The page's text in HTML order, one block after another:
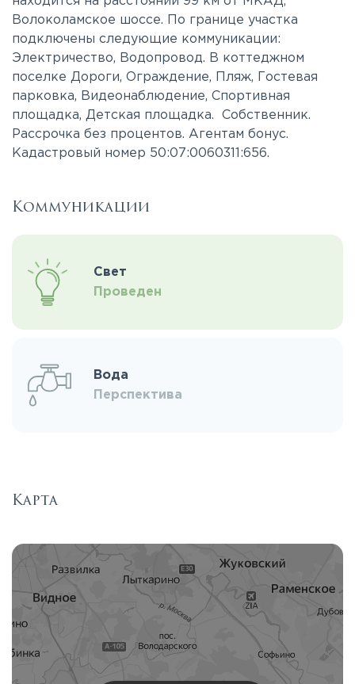
Волоколамское шоссе. По границе участка
подключены следующие коммуникации:
Электричество, Водопровод. В коттеджном
поселке Дороги, Ограждение, Пляж, Гостевая
парковка, Видеонаблюдение, Спортивная
площадка, Детская площадка. Собственник.
Рассрочка без процентов. Агентам бонус.
Кадастровый номер 50:07:0060311:656.
Коммуникации
Свет
Проведен
Вода
Перспектива
Карта